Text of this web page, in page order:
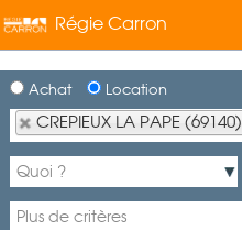
Régie Carron
Achat Location
CREPIEUX LA PAPE (69140)